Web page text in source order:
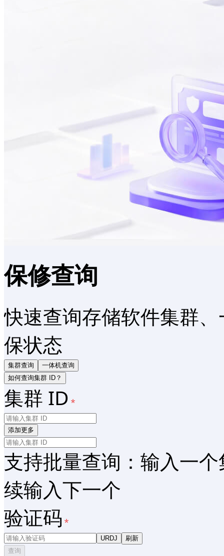
保修查询
快速查询存储软件集群
保状态
集群查询
一体机查询
如何查询集群 ID？
集群 ID
添加更多
支持批量查询：输入一
续输入下一个
验证码
URDJ
刷新
查询